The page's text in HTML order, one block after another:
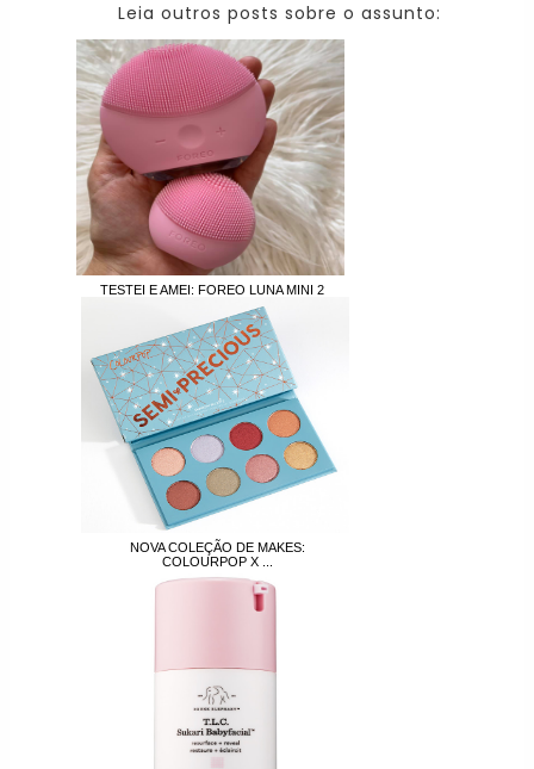
Leia outros posts sobre o assunto:
TESTEI E AMEI: FOREO LUNA MINI 2
NOVA COLEÇÃO DE MAKES:
COLOURPOP X ...